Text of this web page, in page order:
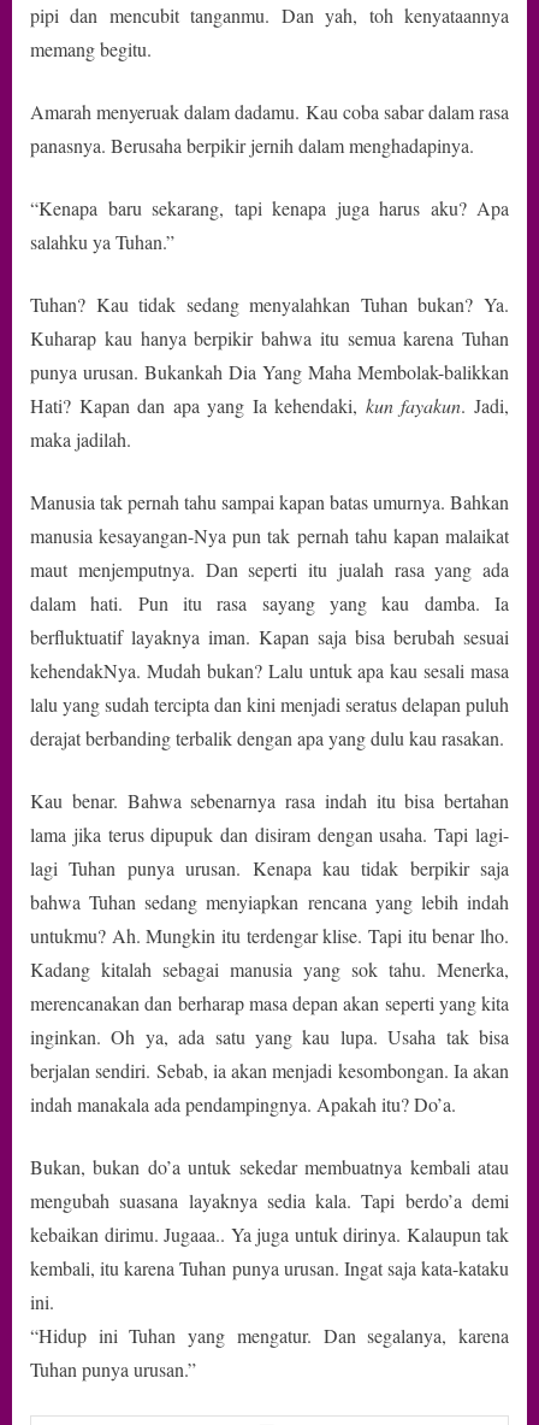
pipi dan mencubit tanganmu. Dan yah, toh kenyataannya
memang begitu.
Amarah menyeruak dalam dadamu. Kau coba sabar dalam rasa
panasnya. Berusaha berpikir jernih dalam menghadapinya.
“Kenapa baru sekarang, tapi kenapa juga harus aku? Apa
salahku ya Tuhan.”
Tuhan? Kau tidak sedang menyalahkan Tuhan bukan? Ya.
Kuharap kau hanya berpikir bahwa itu semua karena Tuhan
punya urusan. Bukankah Dia Yang Maha Membolak-balikkan
Hati? Kapan dan apa yang Ia kehendaki, kun fayakun. Jadi,
maka jadilah.
Manusia tak pernah tahu sampai kapan batas umurnya. Bahkan
manusia kesayangan-Nya pun tak pernah tahu kapan malaikat
maut menjemputnya. Dan seperti itu jualah rasa yang ada
dalam hati. Pun itu rasa sayang yang kau damba. Ia
berfluktuatif layaknya iman. Kapan saja bisa berubah sesuai
kehendakNya. Mudah bukan? Lalu untuk apa kau sesali masa
lalu yang sudah tercipta dan kini menjadi seratus delapan puluh
derajat berbanding terbalik dengan apa yang dulu kau rasakan.
Kau benar. Bahwa sebenarnya rasa indah itu bisa bertahan
lama jika terus dipupuk dan disiram dengan usaha. Tapi lagi-
lagi Tuhan punya urusan. Kenapa kau tidak berpikir saja
bahwa Tuhan sedang menyiapkan rencana yang lebih indah
untukmu? Ah. Mungkin itu terdengar klise. Tapi itu benar lho.
Kadang kitalah sebagai manusia yang sok tahu. Menerka,
merencanakan dan berharap masa depan akan seperti yang kita
inginkan. Oh ya, ada satu yang kau lupa. Usaha tak bisa
berjalan sendiri. Sebab, ia akan menjadi kesombongan. Ia akan
indah manakala ada pendampingnya. Apakah itu? Do’a.
Bukan, bukan do’a untuk sekedar membuatnya kembali atau
mengubah suasana layaknya sedia kala. Tapi berdo’a demi
kebaikan dirimu. Jugaaa.. Ya juga untuk dirinya. Kalaupun tak
kembali, itu karena Tuhan punya urusan. Ingat saja kata-kataku
ini.
“Hidup ini Tuhan yang mengatur. Dan segalanya, karena
Tuhan punya urusan.”